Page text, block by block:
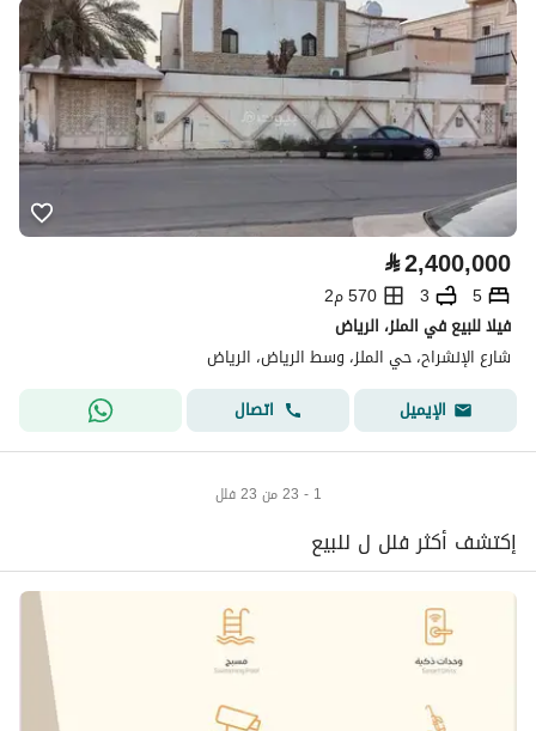
⃁2,400,000
5
3
570 م2
فيلا للبيع في الملز، الرياض
شارع الإنشراح، حي الملز، وسط الرياض، الرياض
الإيميل
اتصال
1 - 23 من 23 فلل
إكتشف أكثر فلل ل للبيع